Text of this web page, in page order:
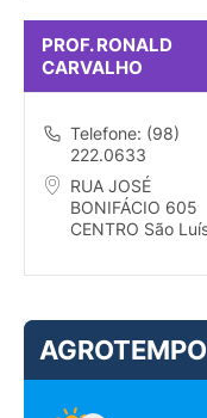
PROF. RONALD
CARVALHO
Telefone: (98)
222.0633
RUA JOSÉ
BONIFÁCIO 605
CENTRO São
AGROTEMPO